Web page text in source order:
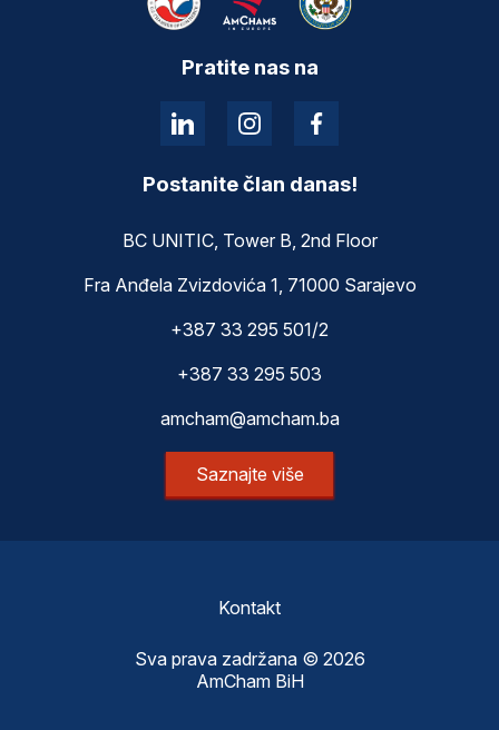
Pratite nas na
Postanite član danas!
BC UNITIC, Tower B, 2nd Floor
Fra Anđela Zvizdovića 1, 71000 Sarajevo
+387 33 295 501/2
+387 33 295 503
amcham@amcham.ba
Saznajte više
Kontakt
Sva prava zadržana © 2026
AmCham BiH